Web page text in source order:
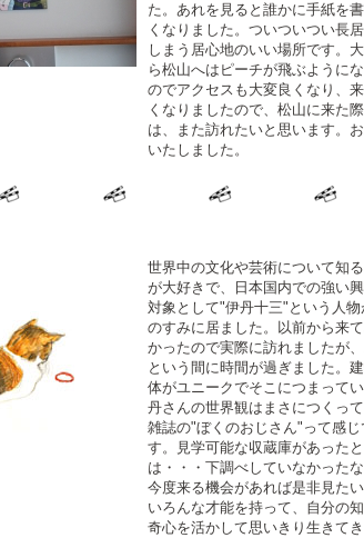
た。あれを見ると誰かに手紙を
くなりました。ついついつい長
しまう居心地のいい場所です。
ら松山へはピーチが飛ぶように
のでアクセスも大変良くなり、
くなりましたので、松山に来た
は、また訪れたいと思います。
いたしました。
世界中の文化や芸術について知る
が大好きで、日本国内での強い
対象として"伊丹十三"という人物
のすみに居ました。以前から来
かったので実際に訪れましたが
という間に時間が過ぎました。
体がユニークでそこにつまって
丹さんの世界観はまさにつくっ
雑誌の"ぼくのおじさん"って感じ
す。見学可能な収蔵庫があったと
は・・・下調べしていなかったな
今度来る機会があれば是非見た
いろんな才能を持って、自分の
奇心を活かして思いきり生きて